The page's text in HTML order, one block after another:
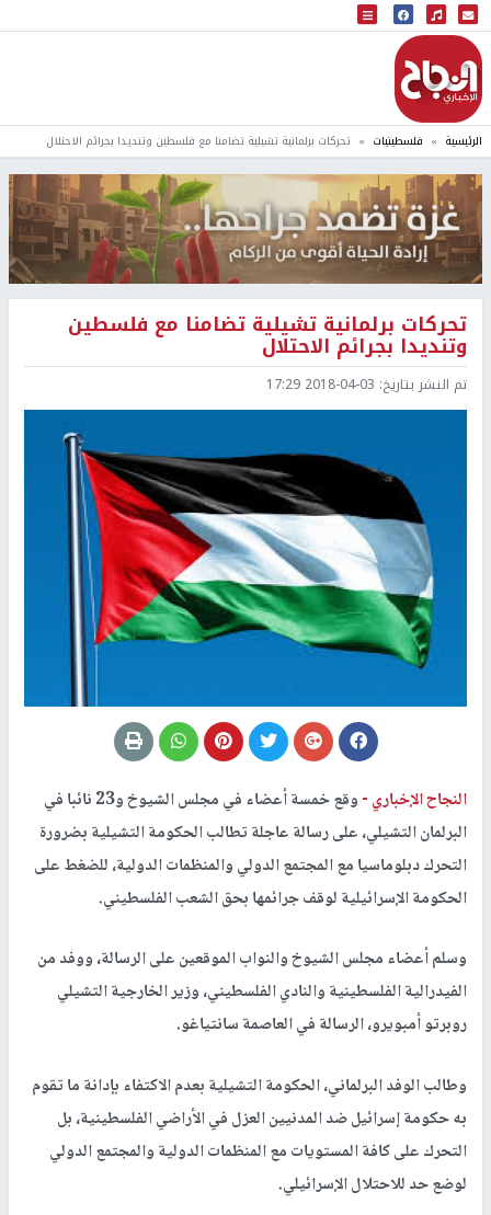
البث المباشر
إذاعة النجاح
الرئيسية فلسطينيات تحركات برلمانية تشيلية تضامنا مع فلسطين وتنديدا بجرائم الاحتلال
تحركات برلمانية تشيلية تضامنا مع فلسطين
وتنديدا بجرائم الاحتلال
تم النشر بتاريخ: 2018-04-03 17:29
النجاح الإخباري -
وقع خمسة أعضاء في مجلس الشيوخ و23 نائبا في
البرلمان التشيلي، على رسالة عاجلة تطالب الحكومة التشيلية بضرورة
التحرك دبلوماسيا مع المجتمع الدولي والمنظمات الدولية، للضغط على
الحكومة الإسرائيلية لوقف جرائمها بحق الشعب الفلسطيني.
وسلم أعضاء مجلس الشيوخ والنواب الموقعين على الرسالة، ووفد من
الفيدرالية الفلسطينية والنادي الفلسطيني، وزير الخارجية التشيلي
روبرتو أمبويرو، الرسالة في العاصمة سانتياغو.
وطالب الوفد البرلماني، الحكومة التشيلية بعدم الاكتفاء بإدانة ما تقوم
به حكومة إسرائيل ضد المدنيين العزل في الأراضي الفلسطينية، بل
التحرك على كافة المستويات مع المنظمات الدولية والمجتمع الدولي
لوضع حد للاحتلال الإسرائيلي.